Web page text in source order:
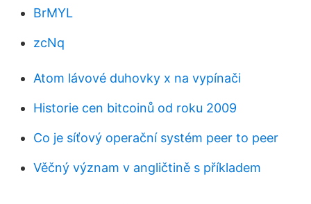
BrMYL
zcNq
Atom lávové duhovky x na vypínači
Historie cen bitcoinů od roku 2009
Co je síťový operační systém peer to peer
Věčný význam v angličtině s příkladem